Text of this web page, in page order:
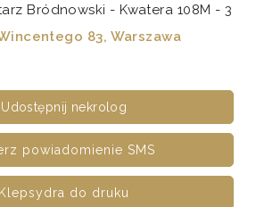
Bródnowski - Kwatera 108M - 3
83, Warszawa
Udostępnij nekrolog
powiadomienie SMS
Klepsydra do druku